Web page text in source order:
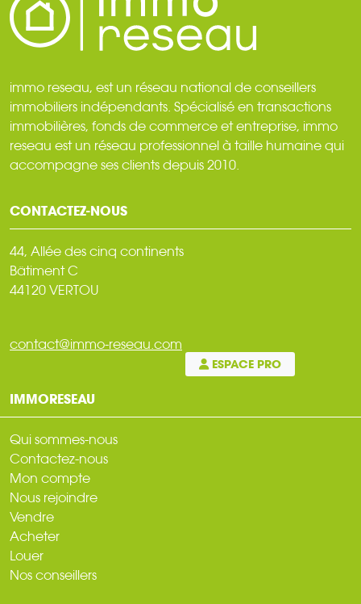
immo reseau, est un réseau national de conseillers
immobiliers indépendants. Spécialisé en transactions
immobilières, fonds de commerce et entreprise, immo
reseau est un réseau professionnel à taille humaine qui
accompagne ses clients depuis 2010.
CONTACTEZ-NOUS
44, Allée des cinq continents
Bâtiment C
44120 VERTOU
contact@immo-reseau.com
ESPACE PRO
IMMORESEAU
Qui sommes-nous
Contactez-nous
Mon compte
Nous rejoindre
Vendre
Acheter
Louer
Nos conseillers